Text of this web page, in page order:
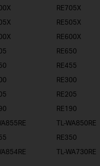
RE705X
RE505X
RE600X
RE650
RE455
RE300
RE205
RE190
TL-WA850RE
RE350
TL-WA730RE